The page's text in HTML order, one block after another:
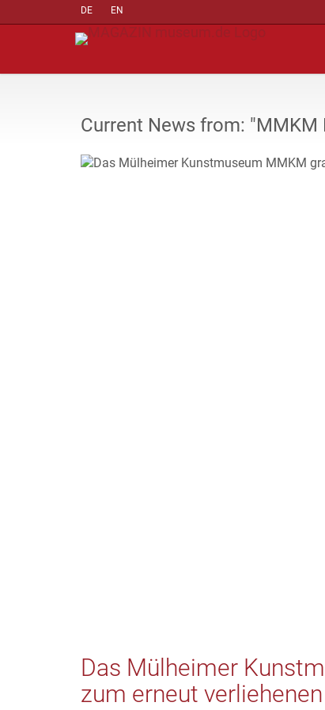
DE EN
Current News from: "MMKM
Das Mülheimer
zum erneut